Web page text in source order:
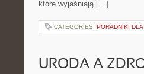
które wyjaśniają […]
CATEGORIES: PORADNIKI
URODA A